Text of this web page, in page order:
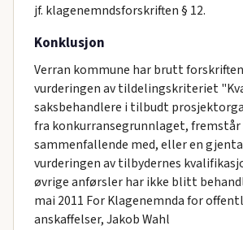
jf. klagenemndsforskriften § 12.
Konklusjon
Verran kommune har brutt forskriften
vurderingen av tildelingskriteriet
saksbehandlere i tilbudt
fra konkurransegrunnlaget, fremstår
sammenfallende med, eller en
vurderingen av tilbydernes
øvrige anførsler har ikke blitt
mai 2011 For Klagenemnda for
anskaffelser, Jakob Wahl